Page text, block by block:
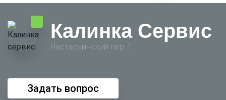
Калинка Сервис
Настасьинский пер. 1
Задать вопрос